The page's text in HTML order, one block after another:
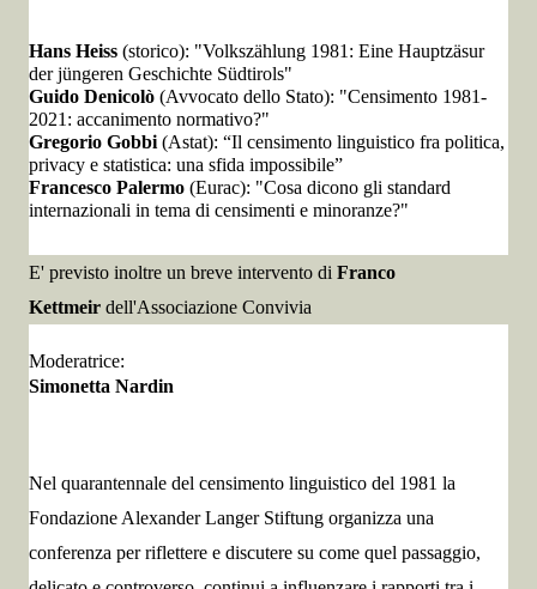
Hans Heiss (storico): "Volkszählung 1981: Eine Hauptzäsur
der jüngeren Geschichte Südtirols"
Guido Denicolò (Avvocato dello Stato): "Censimento 1981-
2021: accanimento normativo?"
Gregorio Gobbi (Astat): “Il censimento linguistico fra politica,
privacy e statistica: una sfida impossibile”
Francesco Palermo (Eurac): "Cosa dicono gli standard
internazionali in tema di censimenti e minoranze?"
E' previsto inoltre un breve intervento di Franco
Kettmeir dell'Associazione Convivia
Moderatrice:
Simonetta Nardin
Nel quarantennale del censimento linguistico del 1981 la
Fondazione Alexander Langer Stiftung organizza una
conferenza per riflettere e discutere su come quel passaggio,